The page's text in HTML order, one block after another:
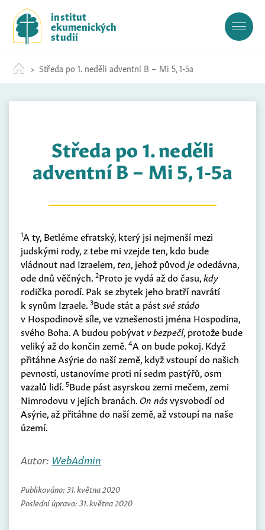
c
institut
ekumenických
studií
Středa po 1. neděli adventní B – Mi 5, 1-5a
Středa po 1. neděli
adventní B – Mi 5, 1-5a
1A ty, Betléme efratský, který jsi nejmenší mezi
judskými rody, z tebe mi vzejde ten, kdo bude
vládnout nad Izraelem, ten, jehož původ jeodedávna,
ode dnů věčných. 2Proto je vydá až do času,kdy
rodička porodí. Pak se zbytek jeho bratří navrátí
k synům Izraele. 3Bude stát a pástsvé stádo
v Hospodinově síle, ve vznešenosti jména Hospodina,
svého Boha. A budou pobývat v bezpečí, protože bude
veliký až do končin země. 4A on bude pokoj. Když
přitáhne Asýrie do naší země, když vstoupí do našich
pevností, ustanovíme proti ní sedm pastýřů, osm
vazalů lidí. 5Bude pást asyrskou zemi mečem, zemi
Nimrodovu v jejích branách. On násvysvobodí od
Asýrie, až přitáhne do naší země, až vstoupí na naše
území.
Autor: WebAdmin
Publikováno: 31. května 2020
Poslední úprava: 31. května 2020